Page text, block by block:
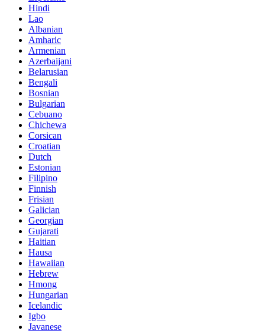
Hindi
Lao
Albanian
Amharic
Armenian
Azerbaijani
Belarusian
Bengali
Bosnian
Bulgarian
Cebuano
Chichewa
Corsican
Croatian
Dutch
Estonian
Filipino
Finnish
Frisian
Galician
Georgian
Gujarati
Haitian
Hausa
Hawaiian
Hebrew
Hmong
Hungarian
Icelandic
Igbo
Javanese